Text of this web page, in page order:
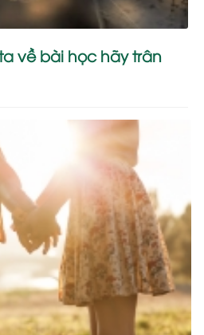
về bài học hãy trân